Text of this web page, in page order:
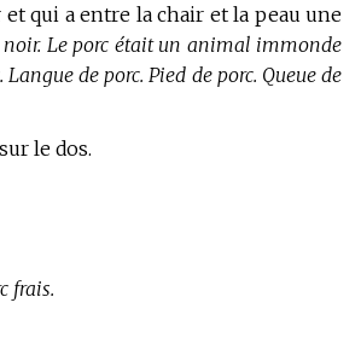
qui a entre la chair et la peau une
noir. Le porc était un animal immonde
de porc. Pied de porc. Queue de
le dos.
frais.